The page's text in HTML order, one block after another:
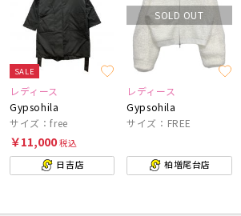
SALE
レディース
Gypsohila
サイズ：free
￥11,000税込
日吉店
SOLD OUT
レディース
Gypsohila
サイズ：FREE
柏増尾台店